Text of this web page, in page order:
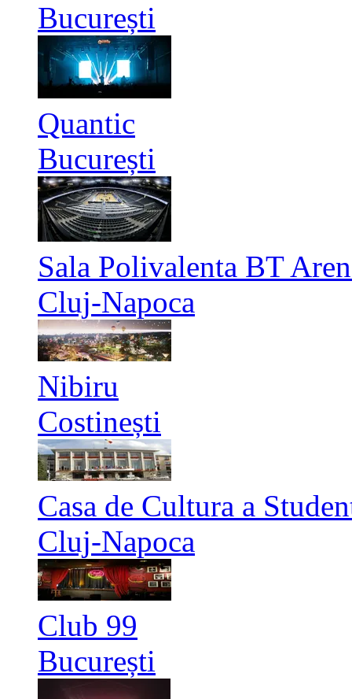
București
Quantic
București
Sala Polivalenta BT
Cluj-Napoca
Nibiru
Costinești
Casa de Cultura a
Cluj-Napoca
Club 99
București